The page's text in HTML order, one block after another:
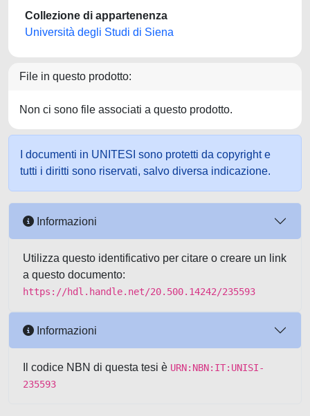
Collezione di appartenenza
Università degli Studi di Siena
File in questo prodotto:
Non ci sono file associati a questo prodotto.
I documenti in UNITESI sono protetti da copyright e
tutti i diritti sono riservati, salvo diversa indicazione.
Informazioni
Utilizza questo identificativo per citare o creare un link
a questo documento:
https://hdl.handle.net/20.500.14242/235593
Informazioni
Il codice NBN di questa tesi è URN:NBN:IT:UNISI-
235593